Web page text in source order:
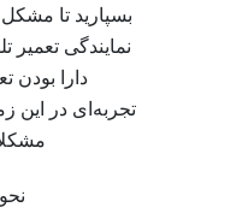
بسپارید تا
نمایندگی تعمیر
دارا بودن
تجربه‌ای در این